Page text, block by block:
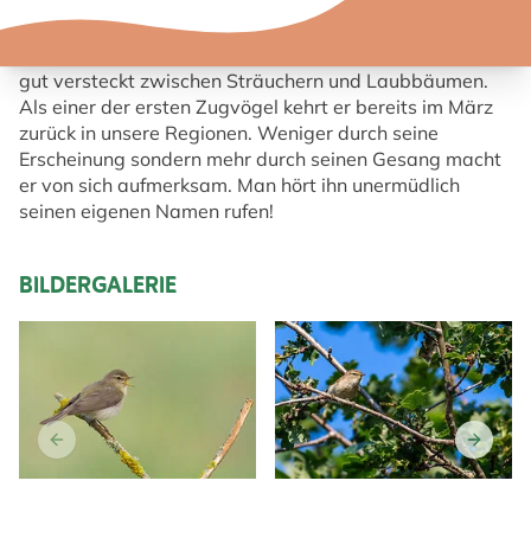
dunkelbraun. Der Zilpzalp ist dem Fitis sehr ähnlich.
gut versteckt zwischen Sträuchern und Laubbäumen.
Als einer der ersten Zugvögel kehrt er bereits im März
zurück in unsere Regionen. Weniger durch seine
Erscheinung sondern mehr durch seinen Gesang macht
er von sich aufmerksam. Man hört ihn unermüdlich
seinen eigenen Namen rufen!
BILDERGALERIE